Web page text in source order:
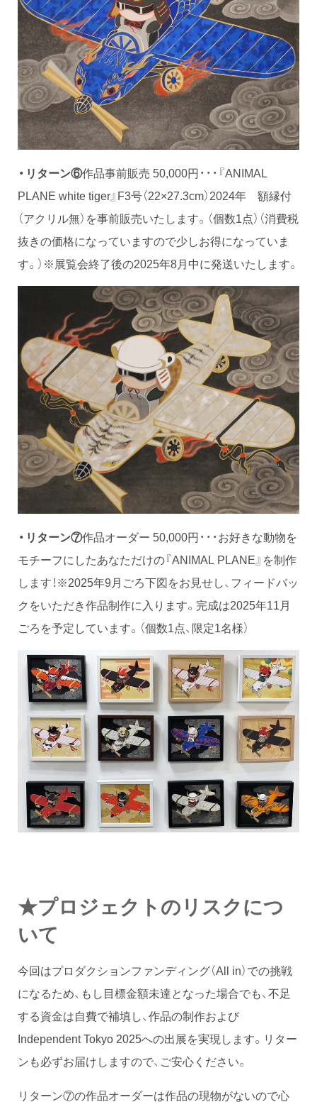
・リターン⑥作品事前販売 50,000円・・・『ANIMAL
PLANE white tiger』F3号（22×27.3cm）2024年 額縁付
（アクリル無）を事前販売いたします。（個数1点）（消費税
抜きの価格になっていますので少しお得になっていま
す。）※展覧会終了後の2025年8月中に発送いたします。
・リターン⑦作品オーダー 50,000円・・・お好きな動物を
モチーフにしたあなただけの『ANIMAL PLANE』を制作
します！※2025年9月ごろ下図をお見せし、フィードバッ
クをいただき作品制作に入ります。完成は2025年11月
ごろを予定しています。（個数1点、限定1名様）
★プロジェクトのリスクにつ
いて
今回はプロダクションファンディング（All in）での挑戦
になるため、もし目標金額未達となった場合でも、不足
する資金は自費で補填し、作品の制作および
Independent Tokyo 2025への出展を実現します。リター
ンも必ずお届けしますので、ご安心ください。
リターン⑦の作品オーダーは作品の現物がないので心